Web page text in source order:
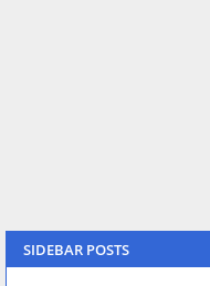
SIDEBAR POSTS